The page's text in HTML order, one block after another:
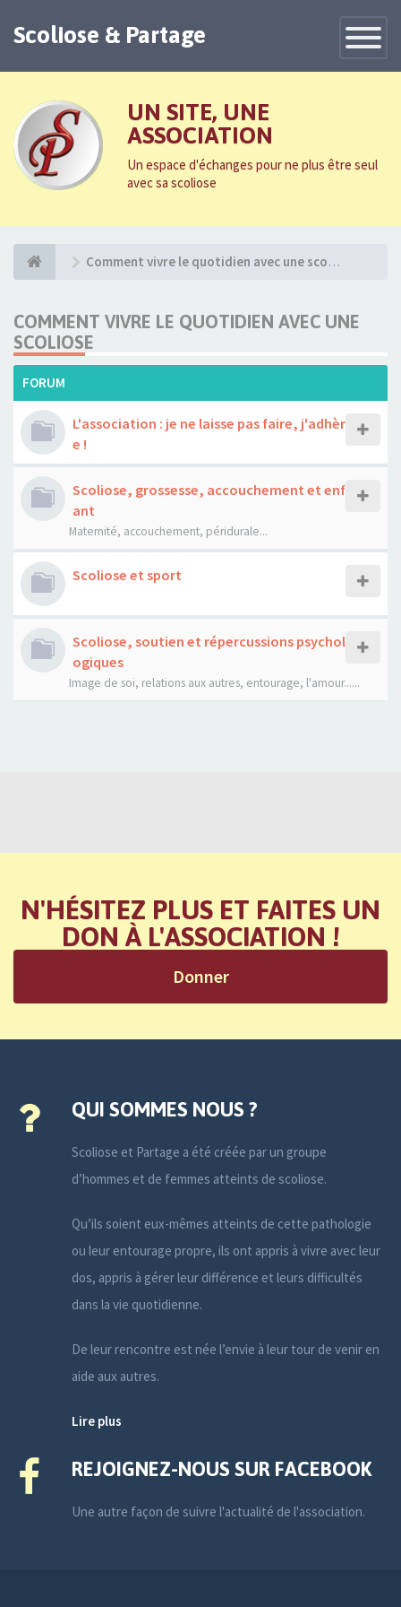
Toggle
Scoliose & Partage
UN SITE, UNE
ASSOCIATION
Un espace d'échanges pour ne plus être seul
avec sa scoliose
Comment vivre le quotidien avec une scoliose
COMMENT VIVRE LE QUOTIDIEN AVEC UNE
SCOLIOSE
FORUM
L'association : je ne laisse pas faire, j'adhèr
e !
Scoliose, grossesse, accouchement et enf
ant
Maternité, accouchement, péridurale...
Scoliose et sport
Scoliose, soutien et répercussions psychol
ogiques
Image de soi, relations aux autres, entourage, l'amour......
N'HÉSITEZ PLUS ET FAITES UN
DON À L'ASSOCIATION !
Donner
QUI SOMMES NOUS ?
Scoliose et Partage a été créée par un groupe
d’hommes et de femmes atteints de scoliose.
Qu’ils soient eux-mêmes atteints de cette pathologie
ou leur entourage propre, ils ont appris à vivre avec leur
dos, appris à gérer leur différence et leurs difficultés
dans la vie quotidienne.
De leur rencontre est née l’envie à leur tour de venir en
aide aux autres.
Lire plus
REJOIGNEZ-NOUS SUR FACEBOOK
Une autre façon de suivre l'actualité de l'association.